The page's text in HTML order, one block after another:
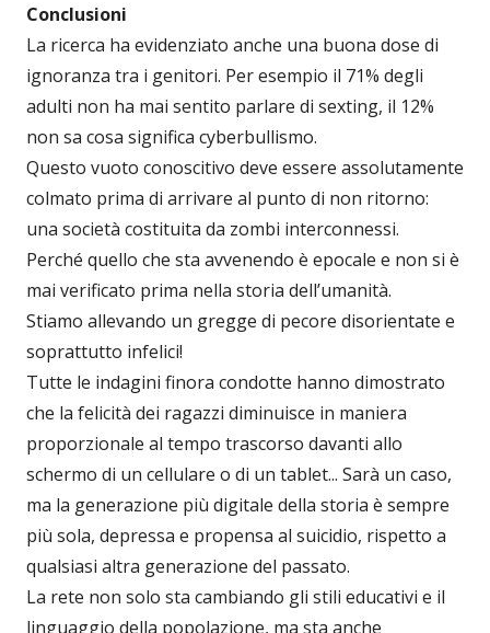
Conclusioni
La ricerca ha evidenziato anche una buona dose di
ignoranza tra i genitori. Per esempio il 71% degli
adulti non ha mai sentito parlare di sexting, il 12%
non sa cosa significa cyberbullismo.
Questo vuoto conoscitivo deve essere assolutamente
colmato prima di arrivare al punto di non ritorno:
una società costituita da zombi interconnessi.
Perché quello che sta avvenendo è epocale e non si è
mai verificato prima nella storia dell’umanità.
Stiamo allevando un gregge di pecore disorientate e
soprattutto infelici!
Tutte le indagini finora condotte hanno dimostrato
che la felicità dei ragazzi diminuisce in maniera
proporzionale al tempo trascorso davanti allo
schermo di un cellulare o di un tablet... Sarà un caso,
ma la generazione più digitale della storia è sempre
più sola, depressa e propensa al suicidio, rispetto a
qualsiasi altra generazione del passato.
La rete non solo sta cambiando gli stili educativi e il
linguaggio della popolazione, ma sta anche